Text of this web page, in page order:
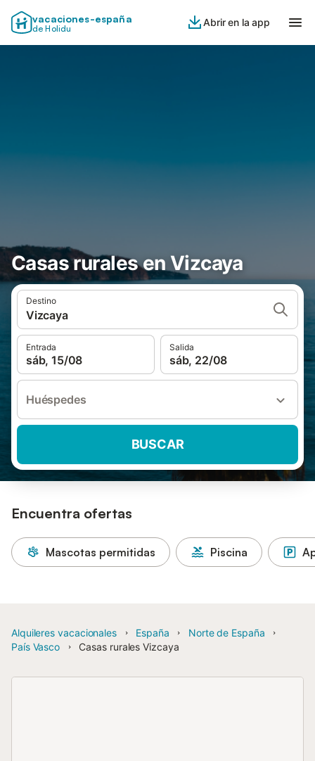
vacaciones-españa
de Holidu
Abrir en la app
Casas rurales en Vizcaya
Destino
Vizcaya
Entrada
sáb, 15/08
Salida
sáb, 22/08
Huéspedes
BUSCAR
Encuentra ofertas
Mascotas permitidas Piscina
Alquileres vacacionales España
Norte de España
País Vasco
Casas rurales Vizcaya